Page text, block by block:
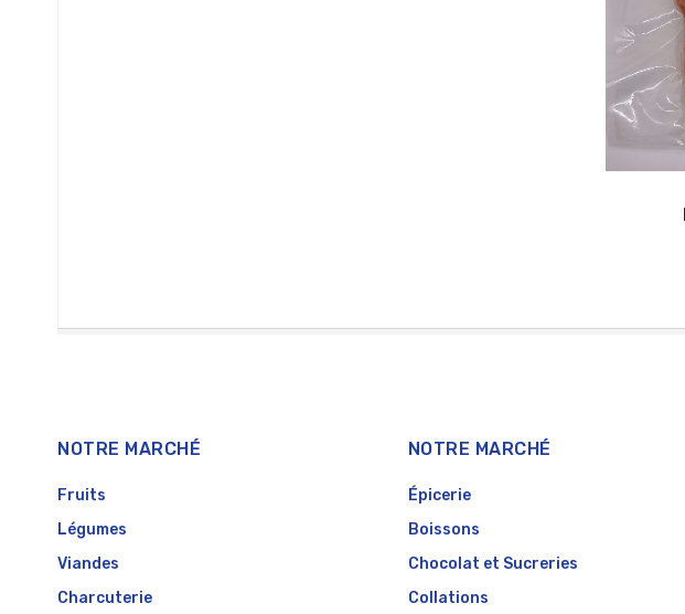
NOTRE MARCHÉ
Fruits
Légumes
Viandes
Charcuterie
NOTRE MARCHÉ
Épicerie
Boissons
Chocolat et Sucreries
Collations